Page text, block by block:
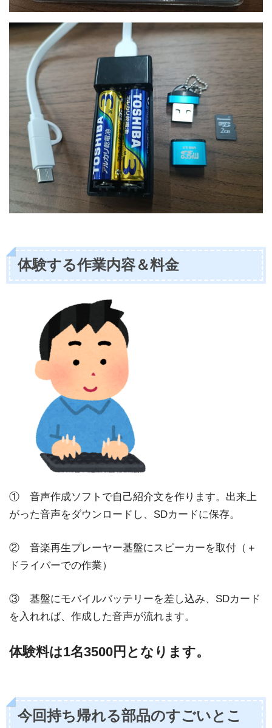
体験する作業内容＆料金
① 音声作成ソフトで自己紹介文を作ります。出来上
がった音声をダウンロードし、SDカードに保存。
② 音楽再生プレーヤー基盤にスピーカーを取付（＋
ドライバーでの作業）
③ 基盤にモバイルバッテリーを差し込み、SDカード
を入れれば、作成した音声が流れます。
体験料は1名3500円 となります。
今回持ち帰れる部品のすごいとこ